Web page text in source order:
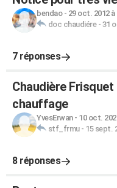
bendao- 29 oct. 2012 à
doc chaudiére- 31
7 réponses
Chaudière
chauffage
YvesErwan- 10 oct.
stf_frmu- 15 sept.
8 réponses